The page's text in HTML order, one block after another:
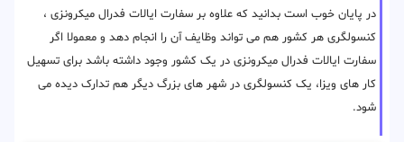
در پایان خوب است بدانید که علاوه بر سفارت ایالات فدرال میکرونزی ،
کنسولگری هر کشور هم می تواند وظایف آن را انجام دهد و معمولا اگر
سفارت ایالات فدرال میکرونزی در یک کشور وجود داشته باشد برای تسهیل
کار های ویزا، یک کنسولگری در شهر های بزرگ دیگر هم تدارک دیده می
شود.